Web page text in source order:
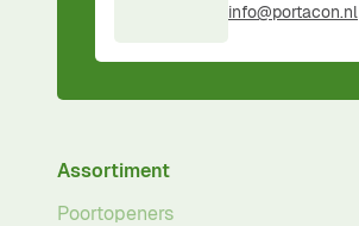
info@portacon.nl
Assortiment
Poortopeners